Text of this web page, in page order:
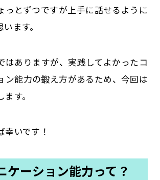
っとずつですが上手に話せるように
ます。
はありますが、実践してよかったコ
ン能力の鍛え方があるため、今回は
す。
幸いです！
ケーション能力って？